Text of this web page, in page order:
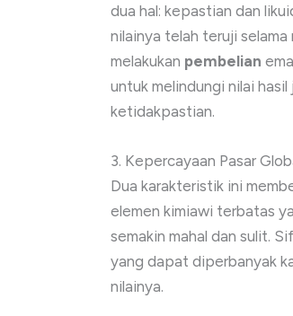
dua hal: kepastian dan
nilainya telah teruji
melakukan pembelian
untuk melindungi nilai
ketidakpastian.
3. Kepercayaan Pasar
Dua karakteristik ini
elemen kimiawi terbatas
semakin mahal dan sulit.
yang dapat diperbanyak
nilainya.